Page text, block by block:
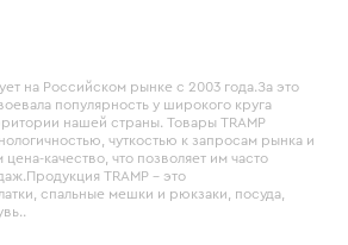
на Российском рынке с 2003 года.За это
популярность у широкого круга
нашей страны. Товары TRAMP
чуткостью к запросам рынка и
качество, что позволяет им часто
TRAMP – это
спальные мешки и рюкзаки, посуда,